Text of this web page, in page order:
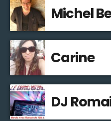
Michel
Carine
DJ